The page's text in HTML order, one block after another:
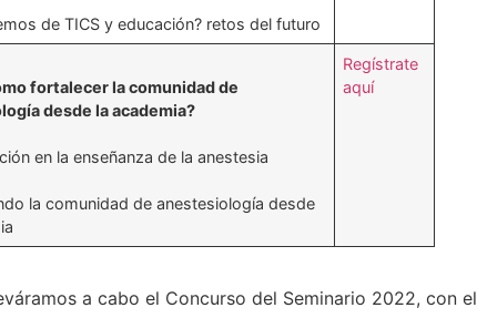
de TICS y educación? retos del futuro
fortalecer la comunidad de
desde la academia?
en la enseñanza de la anestesia
la comunidad de anestesiología desde
Regístrate
aquí
a cabo el Concurso del Seminario 2022, con el